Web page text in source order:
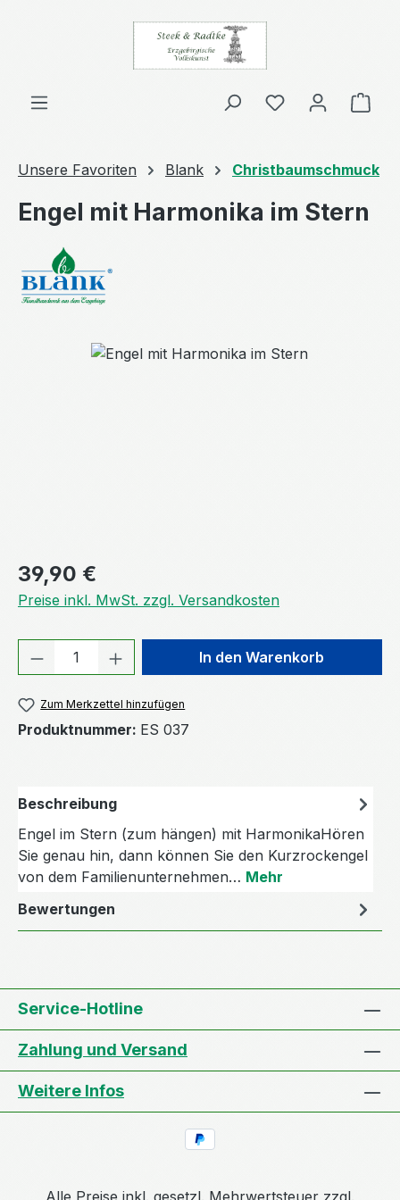
Zum Hauptinhalt springen
Unsere Favoriten Blank Christbaumschmuck
Engel mit Harmonika im Stern
Bildergalerie überspringen
Regulärer Preis:
39,90 €
Preise inkl. MwSt. zzgl. Versandkosten
Produkt Anzahl: Gib denIn den Warenkorb
Zum Merkzettel hinzufügen
Produktnummer: ES 037
Beschreibung
Engel im Stern (zum hängen) mit HarmonikaHören
Sie genau hin, dann können Sie den Kurzrockengel
von dem Familienunternehmen… Mehr
Bewertungen
Service-Hotline
Zahlung und Versand
Weitere Infos
Alle Preise inkl. gesetzl. Mehrwertsteuer zzgl.